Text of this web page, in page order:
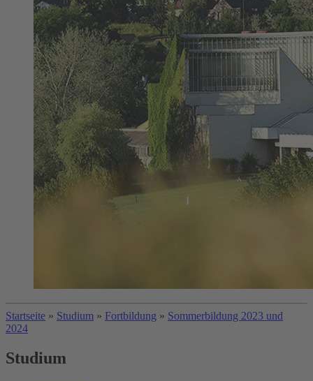
Startseite » Studium » Fortbildung » Sommerbildung 2023 und
2024
Studium